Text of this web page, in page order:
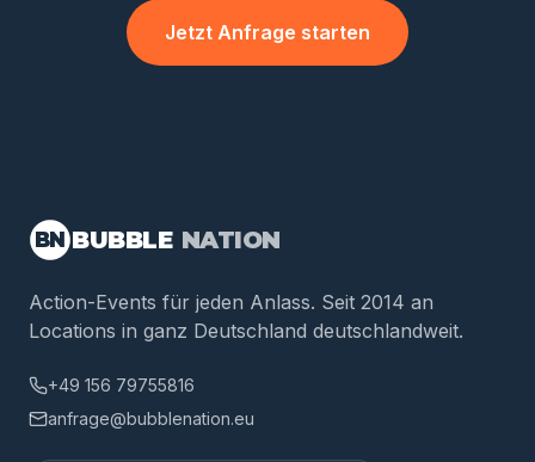
Jetzt Anfrage starten
BN BUBBLE NATION
Action-Events für jeden Anlass. Seit 2014 an
Locations in ganz Deutschland deutschlandweit.
+49 156 79755816
anfrage@bubblenation.eu